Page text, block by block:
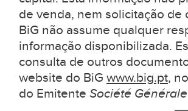
de venda, nem solicitação
BiG não assume qualquer
informação disponibilizada.
consulta de outros
website do BiG www.big.pt,
do Emitente Société